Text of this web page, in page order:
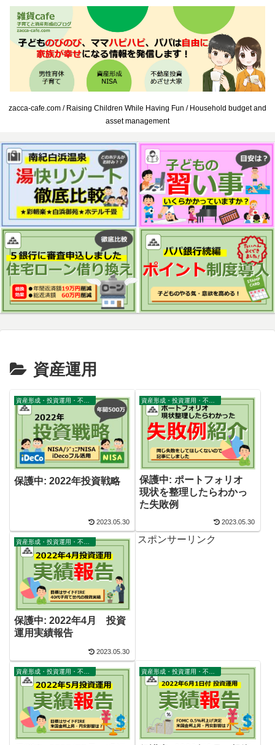
zacca-cafe.com / Raising Children While Having Fun / Household budget and
asset management
資産運用
資産形成・投資運用・不動産・家計
保護中: 2022年投資戦略
2023.05.30
資産形成・投資運用・不動産・家計
保護中: ポートフォリオ
現状を整理したらわかっ
た失敗例
2023.05.30
資産形成・投資運用・不動産・家計
保護中: 2022年4月 投資
運用実績報告
2023.05.30
スポンサーリンク